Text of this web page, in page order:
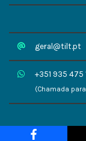
geral@tilt.pt
+351 935 475
(Chamada